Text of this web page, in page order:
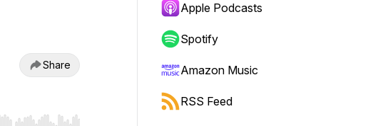
Share
Apple Podcasts
Spotify
Amazon Music
RSS Feed